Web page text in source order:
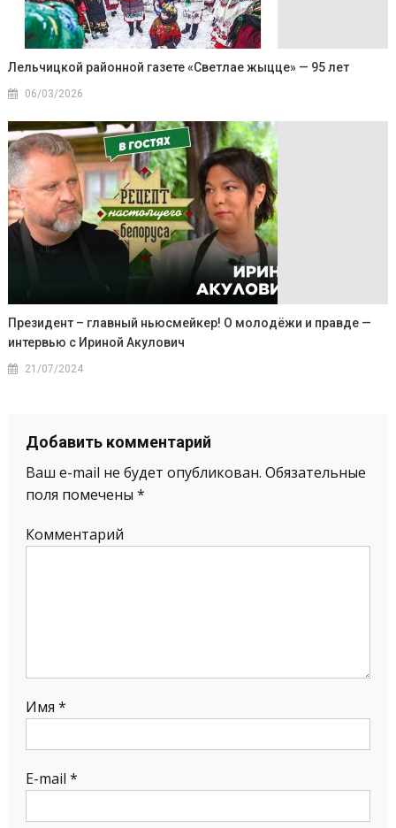
Лельчицкой районной газете «Светлае жыцце» — 95 лет
06/03/2026
Президент – главный ньюсмейкер! О молодёжи и правде —
интервью с Ириной Акулович
21/07/2024
Добавить комментарий
Ваш e-mail не будет опубликован. Обязательные
поля помечены *
Комментарий
Имя *
E-mail *